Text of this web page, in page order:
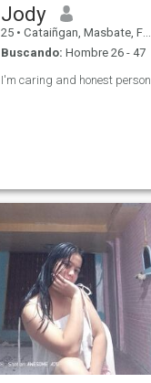
Jody
25 • Cataiñgan, Masbate, Filipinas
Buscando: Hombre 26 - 47
I'm caring and honest person